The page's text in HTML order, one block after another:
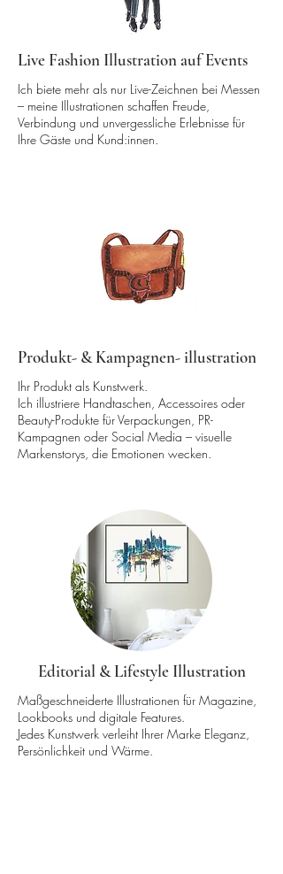
Live Fashion Illustration auf Events
Ich biete mehr als nur Live-Zeichnen bei Messen
– meine Illustrationen schaffen Freude,
Verbindung und unvergessliche Erlebnisse für
Ihre Gäste und Kund:innen.
Produkt- & Kampagnen- illustration
Ihr Produkt als Kunstwerk.
Ich illustriere Handtaschen, Accessoires oder
Beauty-Produkte für Verpackungen, PR-
Kampagnen oder Social Media – visuelle
Markenstorys, die Emotionen wecken.
Editorial & Lifestyle Illustration
Maßgeschneiderte Illustrationen für Magazine,
Lookbooks und digitale Features.
Jedes Kunstwerk verleiht Ihrer Marke Eleganz,
Persönlichkeit und Wärme.